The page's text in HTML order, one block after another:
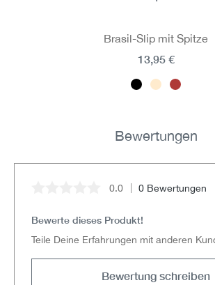
Brasil-Slip mit Spitze
13,95 €
Bewertungen
Durchschnittliche Bewertung von 0
0.0 0 Bewertungen
Bewerte dieses Produkt!
Teile Deine Erfahrungen mit anderen
Bewertung schreiben